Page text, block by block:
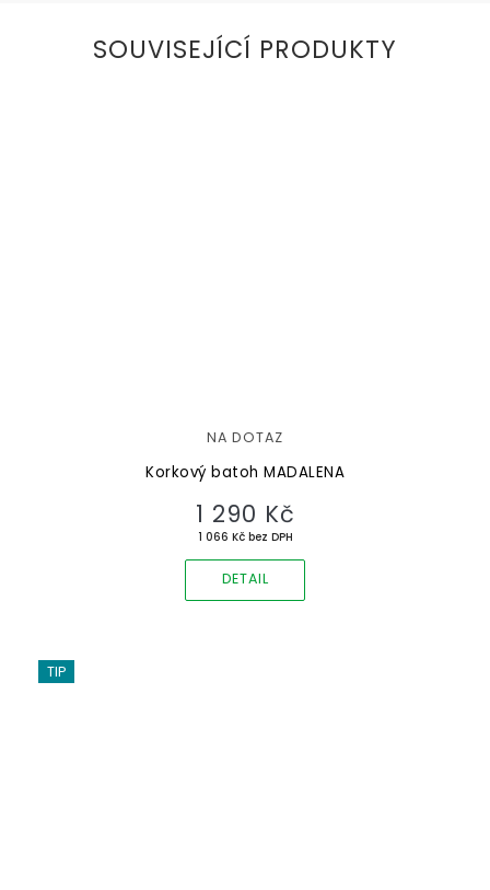
SOUVISEJÍCÍ PRODUKTY
Korkový batoh MADALENA
NA DOTAZ
1 066 Kč bez DPH
1 290 Kč
DETAIL
TIP